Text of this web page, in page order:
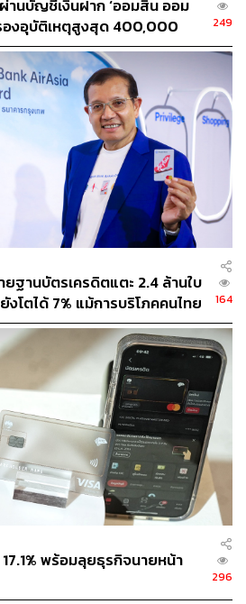
านบัญชีเงินฝาก ‘ออมสิน ออม
องอุบัติเหตุสูงสุด 400,000
สียภาษี [Advertorial]
249
ฐานบัตรเครดิตแตะ 2.4 ล้านใบ
โตได้ 7% แม้การบริโภคคนไทย
164
พร้อมลุยธุรกิจนายหน้า
296